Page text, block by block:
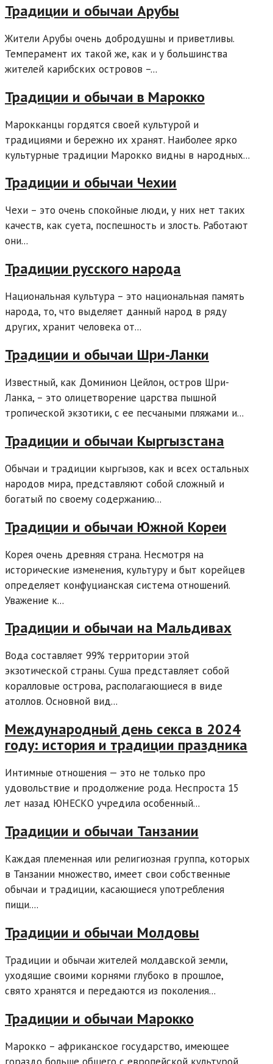
Традиции и обычаи Арубы
Жители Арубы очень добродушны и приветливы.
Темперамент их такой же, как и у большинства
жителей карибских островов –...
Традиции и обычаи в Марокко
Марокканцы гордятся своей культурой и
традициями и бережно их хранят. Наиболее ярко
культурные традиции Марокко видны в народных...
Традиции и обычаи Чехии
Чехи – это очень спокойные люди, у них нет таких
качеств, как суета, поспешность и злость. Работают
они...
Традиции русского народа
Национальная культура – это национальная память
народа, то, что выделяет данный народ в ряду
других, хранит человека от...
Традиции и обычаи Шри-Ланки
Известный, как Доминион Цейлон, остров Шри-
Ланка, – это олицетворение царства пышной
тропической экзотики, с ее песчаными пляжами и...
Традиции и обычаи Кыргызстана
Обычаи и традиции кыргызов, как и всех остальных
народов мира, представляют собой сложный и
богатый по своему содержанию...
Традиции и обычаи Южной Кореи
Корея очень древняя страна. Несмотря на
исторические изменения, культуру и быт корейцев
определяет конфуцианская система отношений.
Уважение к...
Традиции и обычаи на Мальдивах
Вода составляет 99% территории этой
экзотической страны. Суша представляет собой
коралловые острова, располагающиеся в виде
атоллов. Основной вид...
Международный день секса в 2024
году: история и традиции праздника
Интимные отношения — это не только про
удовольствие и продолжение рода. Неспроста 15
лет назад ЮНЕСКО учредила особенный...
Традиции и обычаи Танзании
Каждая племенная или религиозная группа, которых
в Танзании множество, имеет свои собственные
обычаи и традиции, касающиеся употребления
пищи....
Традиции и обычаи Молдовы
Традиции и обычаи жителей молдавской земли,
уходящие своими корнями глубоко в прошлое,
свято хранятся и передаются из поколения...
Традиции и обычаи Марокко
Марокко – африканское государство, имеющее